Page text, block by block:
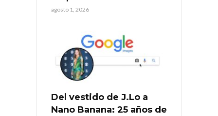
agosto 1, 2026
Del vestido de J.Lo a
Nano Banana: 25 años de